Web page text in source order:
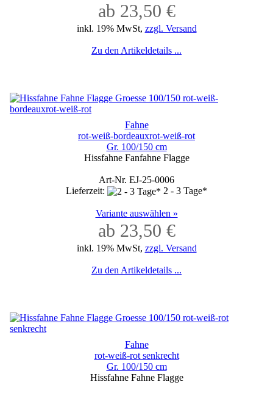
ab 23,50 €
inkl. 19% MwSt, zzgl. Versand
Zu den Artikeldetails ...
Fahne
rot-weiß-bordeauxrot-weiß-rot
Gr. 100/150 cm
Hissfahne Fanfahne Flagge
Art-Nr. EJ-25-0006
Lieferzeit:
2 - 3 Tage*
Variante auswählen »
ab 23,50 €
inkl. 19% MwSt, zzgl. Versand
Zu den Artikeldetails ...
Fahne
rot-weiß-rot senkrecht
Gr. 100/150 cm
Hissfahne Fahne Flagge